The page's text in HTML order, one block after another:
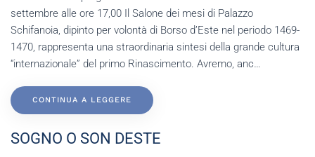
settembre alle ore 17,00 Il Salone dei mesi di Palazzo
Schifanoia, dipinto per volontà di Borso d’Este nel periodo 1469-
1470, rappresenta una straordinaria sintesi della grande cultura
“internazionale” del primo Rinascimento. Avremo, anc…
CONTINUA A LEGGERE
SOGNO O SON DESTE